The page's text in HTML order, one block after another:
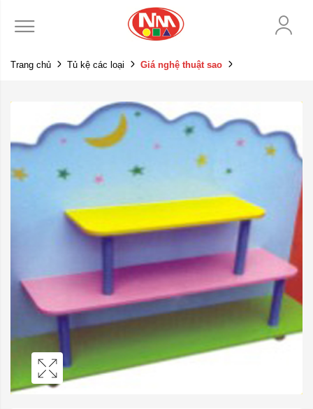
Trang chủ Tủ kệ các loại Giá nghệ thuật sao